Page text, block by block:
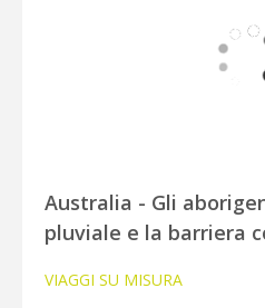
Australia - Gli
pluviale e la barriera
VIAGGI SU MISURA